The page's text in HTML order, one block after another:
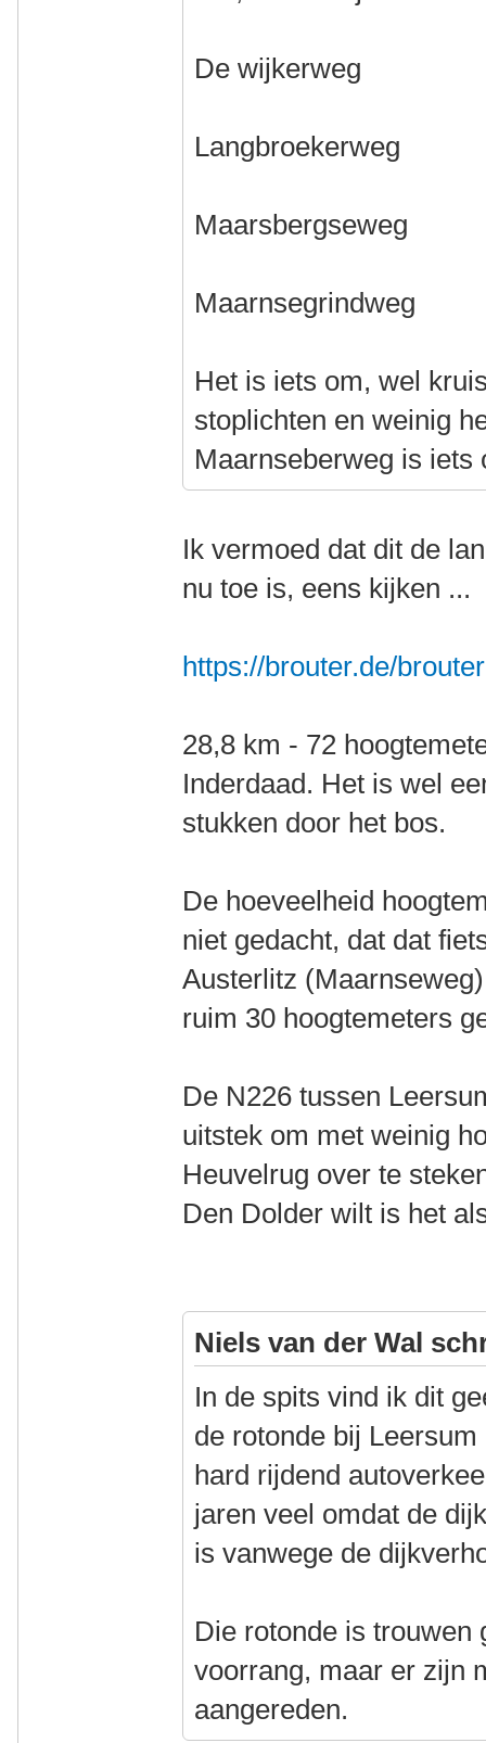
De wijkerweg
Langbroekerweg
Maarsbergseweg
Maarnsegrindweg
Het is iets om, wel
stoplichten en weinig
Maarnseberweg is iets
Ik vermoed dat dit de
nu toe is, eens kijken ...
https://brouter.de/
28,8 km - 72
Inderdaad. Het is wel
stukken door het bos.
De hoeveelheid
niet gedacht, dat dat
Austerlitz
ruim 30 hoogtemeters
De N226 tussen
uitstek om met weinig
Heuvelrug over te
Den Dolder wilt is het
Niels van der Wal
In de spits vind ik dit
de rotonde bij
hard rijdend
jaren veel omdat de
is vanwege de
Die rotonde is trouwen
voorrang, maar er zijn
aangereden.